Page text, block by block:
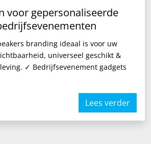
voor gepersonaliseerde
branding ideaal is voor uw
universeel geschikt &
✓ Bedrijfsevenement gadgets
Lees verder